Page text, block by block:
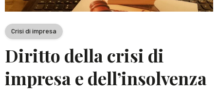
Crisi di impresa
Diritto della crisi di
impresa e dell’insolvenza